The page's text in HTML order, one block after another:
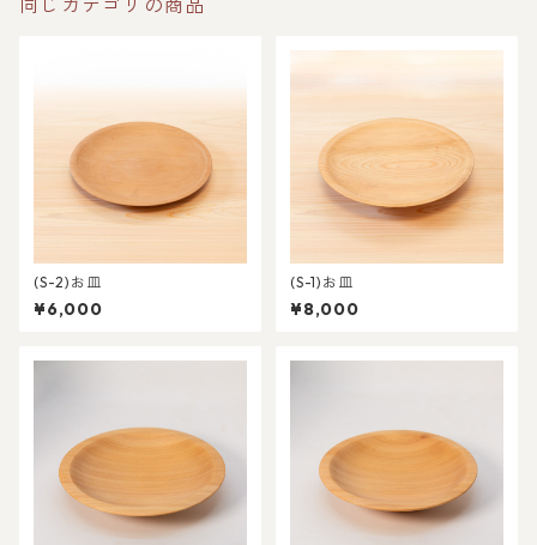
同じカテゴリの商品
(S-2)お皿
¥6,000
(S-1)お皿
¥8,000